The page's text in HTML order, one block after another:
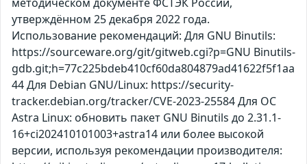
утверждённом 25 декабря 2022 года.
Использование рекомендаций: Для GNU Binutils:
https://sourceware.org/git/gitweb.cgi?p=GNU Binutils-
gdb.git;h=77c225bdeb410cf60da804879ad41622f5f1aa
44 Для Debian GNU/Linux: https://security-
tracker.debian.org/tracker/CVE-2023-25584 Для ОС
Astra Linux: обновить пакет GNU Binutils до 2.31.1-
16+ci202410101003+astra14 или более высокой
версии, используя рекомендации производителя: